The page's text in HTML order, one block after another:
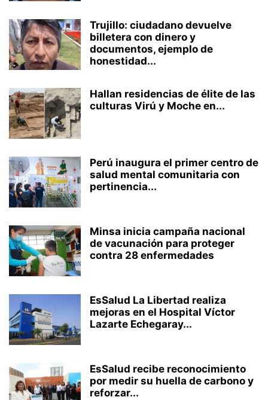
Trujillo: ciudadano devuelve
billetera con dinero y
documentos, ejemplo de
honestidad...
Hallan residencias de élite de las
culturas Virú y Moche en...
Perú inaugura el primer centro de
salud mental comunitaria con
pertinencia...
Minsa inicia campaña nacional
de vacunación para proteger
contra 28 enfermedades
EsSalud La Libertad realiza
mejoras en el Hospital Víctor
Lazarte Echegaray...
EsSalud recibe reconocimiento
por medir su huella de carbono y
reforzar...